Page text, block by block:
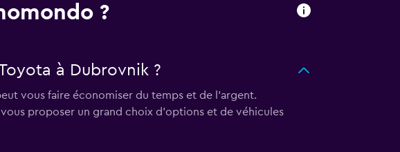
?
à Dubrovnik ?
vous faire économiser du temps et de l'argent.
proposer un grand choix d'options et de véhicules